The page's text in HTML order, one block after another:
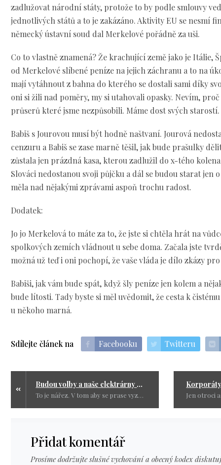
zadlužovat národní státy, protože to by podle smlouvy
jednotlivých států a to je zakázáno. Aktivity EU se nesmí
německý ústavní soud dal Merkelové pořádně za uši.
Co to vlastně znamená? Že krachující země jako je Itálie,
od Merkelové slíbené peníze na jejich záchranu a to na
mají vytáhnout z bahna do kterého se dostali sami díky
oni si žili nad poměry, my si utahovali opasky. Nevím,
průserů které jsme nezpůsobili. Máme dost svých starostí.
Babiš s Jourovou musí být hodně naštvaní. Jourová
cenzuru a Babiš se zase marně těšil, jak bude prašulky
zůstala jen prázdná kasa, kterou zadlužil do x-tého
Slováci nedostanou svoji půjčku a dál se budou starat jen
měla nad nějakými zprávami aspoň trochu radost.
Dodatek:
Jo jo Merkelová to máte za to, že jste si chtěla hrát na
spolkových zemích vládnout u sebe doma. Začala jste
možná už teď i oni pochopí, že vaše vláda je dílo zkázy
Babiši, jak vám bude spát, když šly peníze jen kolem a
bude lítosti. Tady byste si měl uvědomit, že cesta k
u někoho marná.
Sdílejte článek na Facebooku Twitteru
Budou volby a naše elektrárny budou mít zase podivné výpadky
To je nářez. V tom aby se prase vyznalo. Ještěže se nás většina vůbec netýká, protože si naprosto vystačíme s těmi, co jsou na čele a vehementně se snaží vetřít do naší přízně.
Přidat komentář
Prosíme dodržujte slušné vychování a obecný kodex